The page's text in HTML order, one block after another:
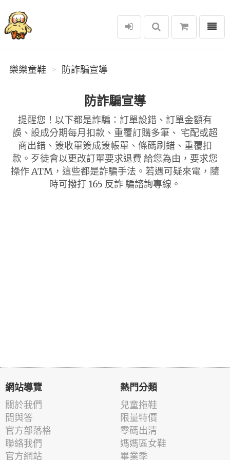
樂樂童鞋
選單
樂樂童鞋 防詐騙宣導
防詐騙宣導
提醒您！以下都是詐騙：訂單設錯、訂單金額有
誤、設成分期每月扣款、重覆訂購多筆、 宅配或超
商出錯、簽收單簽成簽帳單、條碼刷錯、重覆扣
款。歹徒會以更改訂單要求退費 給您為由，要求您
操作 ATM，這些都是詐騙手法。若遇可疑來電，隨
時可撥打 165 反詐 騙諮詢專線。
網站導覽
關於我們
問與答
官方部落格
聯絡我們
官方網站
熱門分類
兒童拖鞋
限量特價
零碼出清
媽媽區女鞋
畢業季